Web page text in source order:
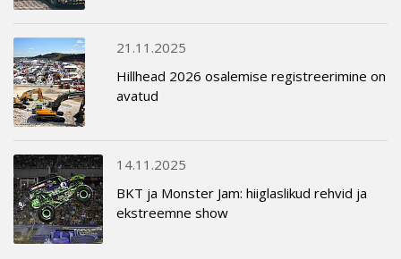
21.11.2025
Hillhead 2026 osalemise registreerimine on
avatud
14.11.2025
BKT ja Monster Jam: hiiglaslikud rehvid ja
ekstreemne show